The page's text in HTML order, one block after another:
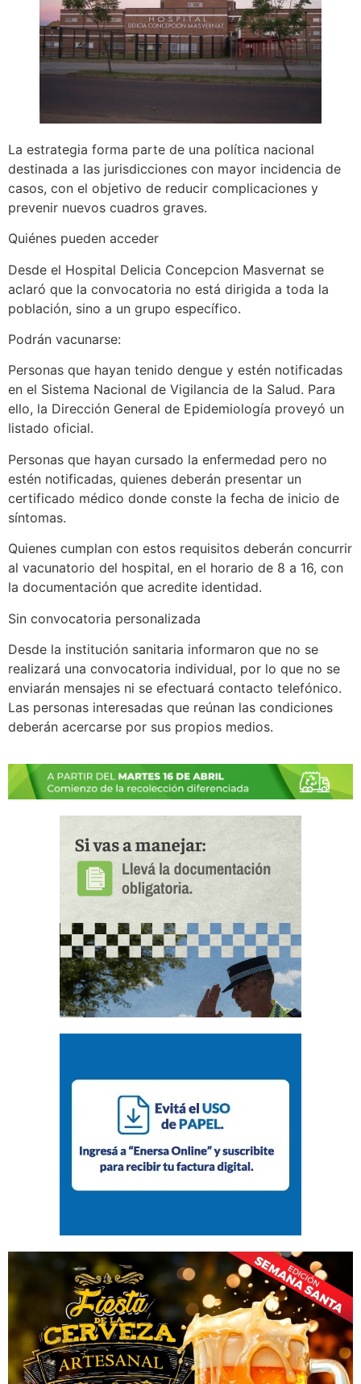
La estrategia forma parte de una política nacional
destinada a las jurisdicciones con mayor incidencia de
casos, con el objetivo de reducir complicaciones y
prevenir nuevos cuadros graves.
Quiénes pueden acceder
Desde el Hospital Delicia Concepcion Masvernat se
aclaró que la convocatoria no está dirigida a toda la
población, sino a un grupo específico.
Podrán vacunarse:
Personas que hayan tenido dengue y estén notificadas
en el Sistema Nacional de Vigilancia de la Salud. Para
ello, la Dirección General de Epidemiología proveyó un
listado oficial.
Personas que hayan cursado la enfermedad pero no
estén notificadas, quienes deberán presentar un
certificado médico donde conste la fecha de inicio de
síntomas.
Quienes cumplan con estos requisitos deberán concurrir
al vacunatorio del hospital, en el horario de 8 a 16, con
la documentación que acredite identidad.
Sin convocatoria personalizada
Desde la institución sanitaria informaron que no se
realizará una convocatoria individual, por lo que no se
enviarán mensajes ni se efectuará contacto telefónico.
Las personas interesadas que reúnan las condiciones
deberán acercarse por sus propios medios.